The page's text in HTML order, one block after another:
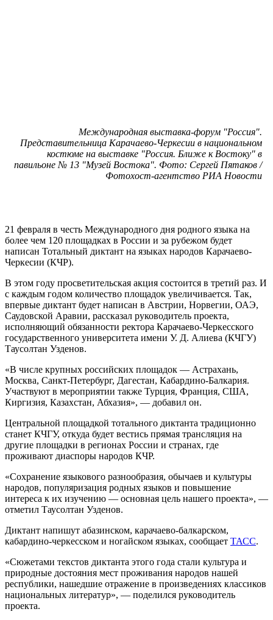
Международная выставка-форум "Россия".
Представительница Карачаево-Черкесии в национальном
костюме на выставке "Россия. Ближе к Востоку" в
павильоне № 13 "Музей Востока". Фото: Сергей Пятаков /
Фотохост-агентство РИА Новости
21 февраля в честь Международного дня родного языка на
более чем 120 площадках в России и за рубежом будет
написан Тотальный диктант на языках народов Карачаево-
Черкесии (КЧР).
В этом году просветительская акция состоится в третий раз. И
с каждым годом количество площадок увеличивается. Так,
впервые диктант будет написан в Австрии, Норвегии, ОАЭ,
Саудовской Аравии, рассказал руководитель проекта,
исполняющий обязанности ректора Карачаево-Черкесского
государственного университета имени У. Д. Алиева (КЧГУ)
Таусолтан Узденов.
«В числе крупных российских площадок — Астрахань,
Москва, Санкт-Петербург, Дагестан, Кабардино-Балкария.
Участвуют в мероприятии также Турция, Франция, США,
Киргизия, Казахстан, Абхазия», — добавил он.
Центральной площадкой тотального диктанта традиционно
станет КЧГУ, откуда будет вестись прямая трансляция на
другие площадки в регионах России и странах, где
проживают диаспоры народов КЧР.
«Сохранение языкового разнообразия, обычаев и культуры
народов, популяризация родных языков и повышение
интереса к их изучению — основная цель нашего проекта», —
отметил Таусолтан Узденов.
Диктант напишут абазинском, карачаево-балкарском,
кабардино-черкесском и ногайском языках, сообщает ТАСС.
«Сюжетами текстов диктанта этого года стали культура и
природные достояния мест проживания народов нашей
республики, нашедшие отражение в произведениях классиков
национальных литератур», — поделился руководитель
проекта.